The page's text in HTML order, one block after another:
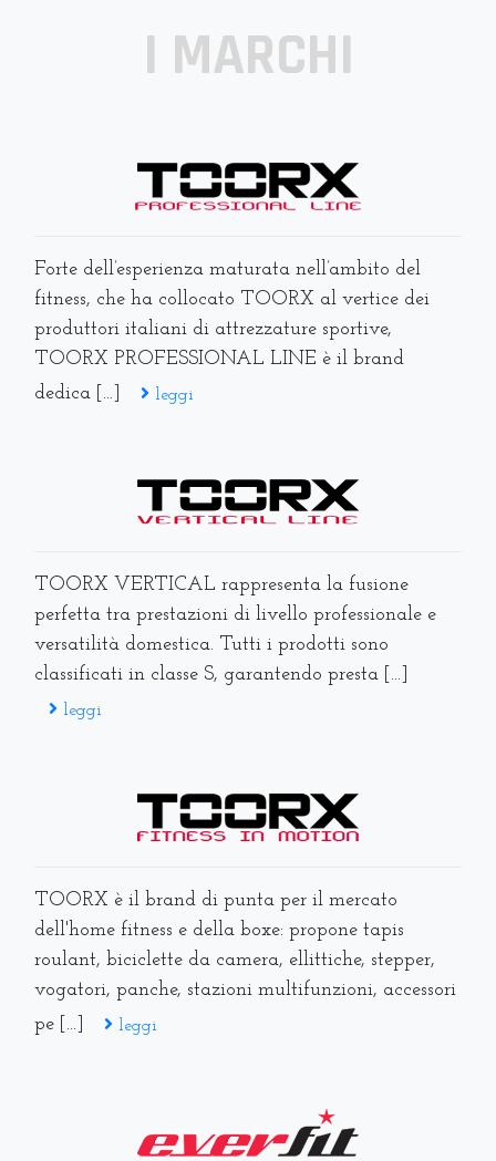
I MARCHI
Forte dell’esperienza maturata nell’ambito del
fitness, che ha collocato TOORX al vertice dei
produttori italiani di attrezzature sportive,
TOORX PROFESSIONAL LINE è il brand
dedica [...]
leggi
TOORX VERTICAL rappresenta la fusione
perfetta tra prestazioni di livello professionale e
versatilità domestica. Tutti i prodotti sono
classificati in classe S, garantendo presta [...]
leggi
TOORX è il brand di punta per il mercato
dell'home fitness e della boxe: propone tapis
roulant, biciclette da camera, ellittiche, stepper,
vogatori, panche, stazioni multifunzioni, accessori
pe [...]
leggi